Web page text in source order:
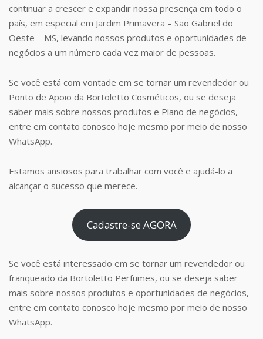
continuar a crescer e expandir nossa presença em todo o
país, em especial em Jardim Primavera – São Gabriel do
Oeste – MS, levando nossos produtos e oportunidades de
negócios a um número cada vez maior de pessoas.
Se você está com vontade em se tornar um revendedor ou
Ponto de Apoio da Bortoletto Cosméticos, ou se deseja
saber mais sobre nossos produtos e Plano de negócios,
entre em contato conosco hoje mesmo por meio de nosso
WhatsApp.
Estamos ansiosos para trabalhar com você e ajudá-lo a
alcançar o sucesso que merece.
Cadastre-se AGORA
Se você está interessado em se tornar um revendedor ou
franqueado da Bortoletto Perfumes, ou se deseja saber
mais sobre nossos produtos e oportunidades de negócios,
entre em contato conosco hoje mesmo por meio de nosso
WhatsApp.